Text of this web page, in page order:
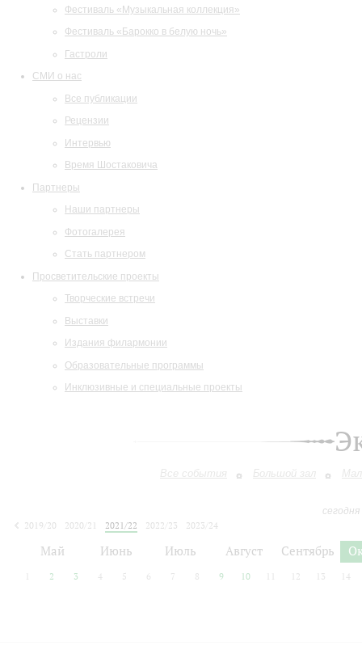
Фестиваль «Музыкальная коллекция»
Фестиваль «Барокко в белую ночь»
Гастроли
СМИ о нас
Все публикации
Рецензии
Интервью
Время Шостаковича
Партнеры
Наши партнеры
Фотогалерея
Стать партнером
Просветительские проекты
Творческие встречи
Выставки
Издания филармонии
Образовательные программы
Инклюзивные и специальные проекты
Все события Большой зал
2019/20
2020/21 2021/22 2022/23
2023/24
Май Июнь Июль Август Сентябрь
2 3 4 5 6 7 8 9 10 12 13 14